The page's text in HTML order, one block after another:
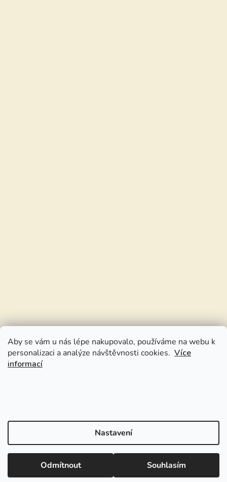
Aby se vám u nás lépe nakupovalo, používáme na webu k
personalizaci a analýze návštěvnosti cookies. Více
informací
Nastavení
Odmítnout Souhlasím